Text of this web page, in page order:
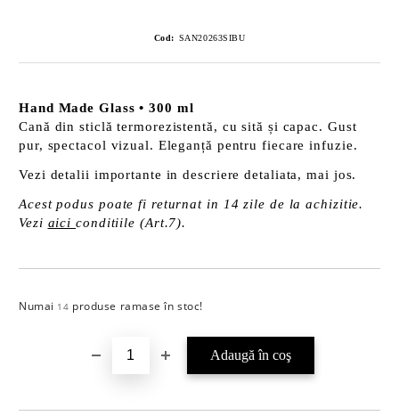
Cod: SAN20263SIBU
Hand Made Glass • 300 ml
Cană din sticlă termorezistentă, cu sită și capac. Gust
pur, spectacol vizual. Eleganță pentru fiecare infuzie.
Vezi detalii importante in descriere detaliata, mai jos.
Acest podus poate fi returnat in 14 zile de la achizitie.
Vezi aici conditiile (Art.7).
Numai 14 produse ramase în stoc!